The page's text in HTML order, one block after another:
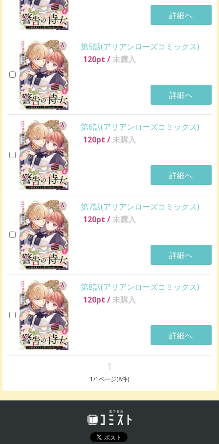
詳細へ
第5話(アリアンローズコミックス)
120pt /未購入
詳細へ
第6話(アリアンローズコミックス)
120pt /未購入
詳細へ
第7話(アリアンローズコミックス)
120pt /未購入
詳細へ
第8話(アリアンローズコミックス)
120pt /未購入
詳細へ
1
1/1ページ(8件)